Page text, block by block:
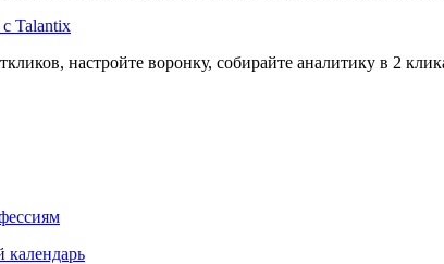
с Talantix
настройте воронку, собирайте аналитику в 2
календарь